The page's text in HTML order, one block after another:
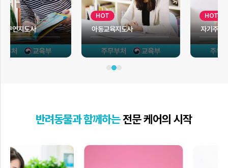
HOT
아동교육지도사
HOT
자기주도학습지도사
반려동물과 함께하는전문 케어의 시작